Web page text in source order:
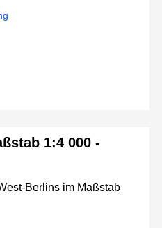
1:4 000 -
Berlins im Maßstab